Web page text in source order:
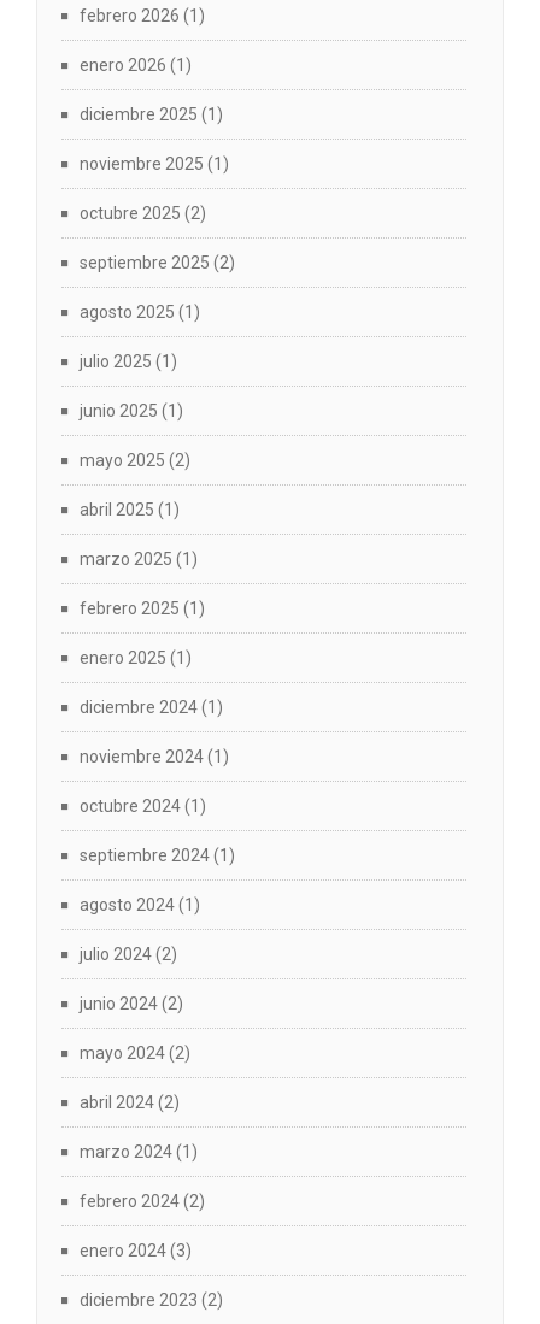
febrero 2026 (1)
enero 2026 (1)
diciembre 2025 (1)
noviembre 2025 (1)
octubre 2025 (2)
septiembre 2025 (2)
agosto 2025 (1)
julio 2025 (1)
junio 2025 (1)
mayo 2025 (2)
abril 2025 (1)
marzo 2025 (1)
febrero 2025 (1)
enero 2025 (1)
diciembre 2024(1)
noviembre 2024(1)
octubre 2024(1)
septiembre 2024(1)
agosto 2024(1)
julio 2024(2)
junio 2024(2)
mayo 2024(2)
abril 2024(2)
marzo 2024(1)
febrero 2024(2)
enero 2024(3)
diciembre 2023 (2)